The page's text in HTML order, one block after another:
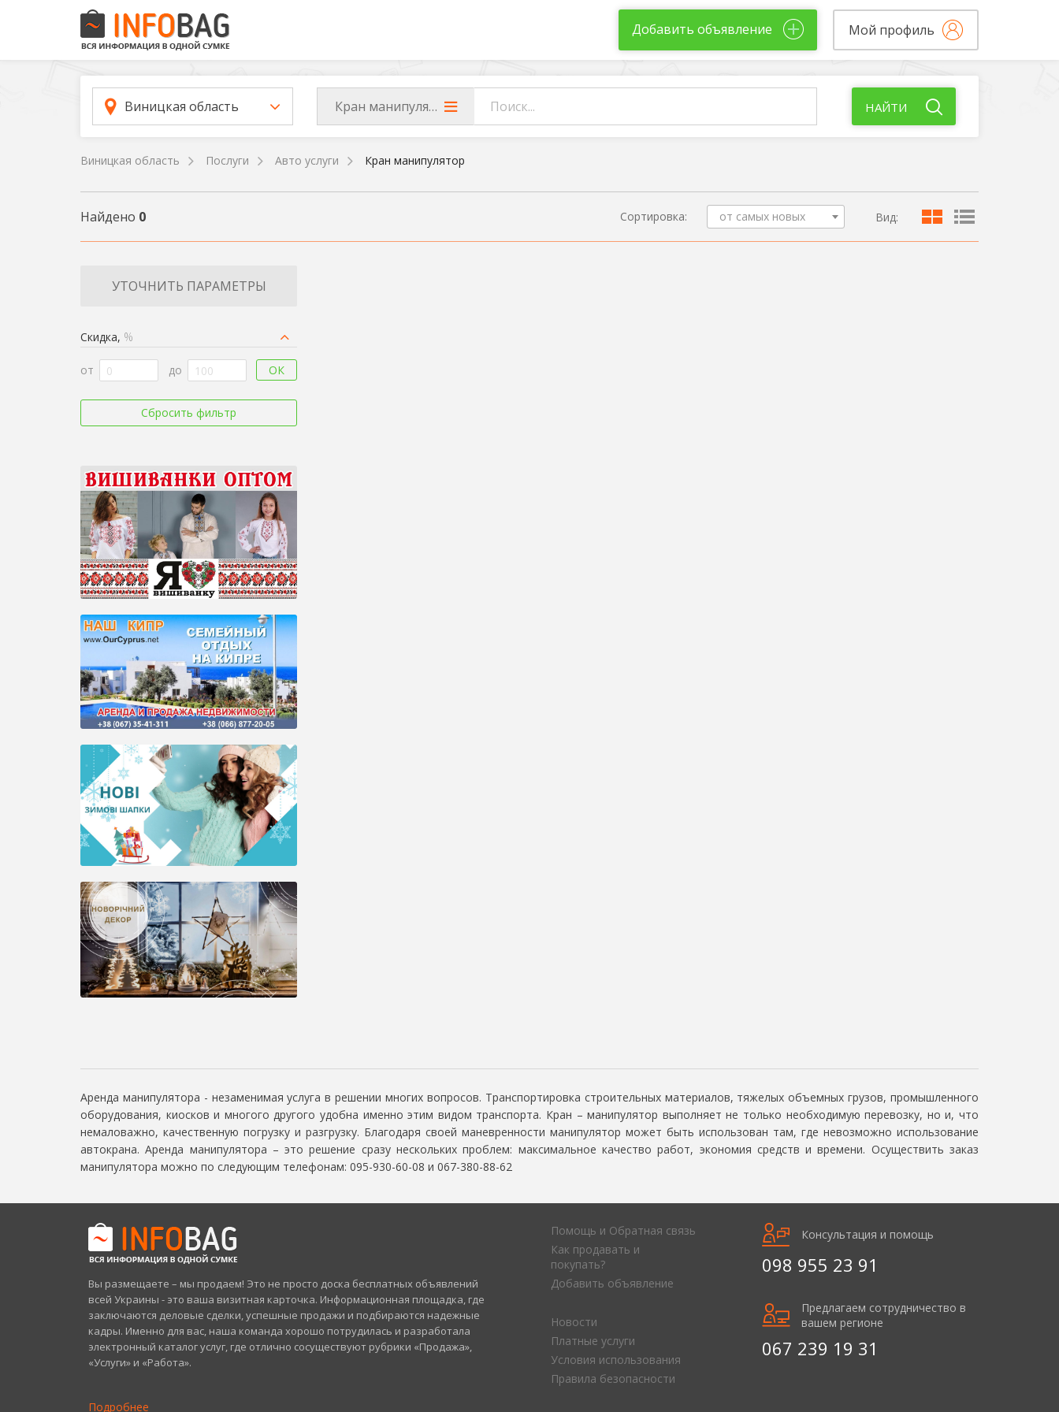
Добавить объявление Мой профиль
Виницкая область Кран манипулятор НАЙТИ
Виницкая область Послуги Авто услуги Кран манипулятор
Найдено 0 Сортировка: от самых новых Вид:
УТОЧНИТЬ ПАРАМЕТРЫ
Скидка, %
от до ОК
Сбросить фильтр
Аренда манипулятора - незаменимая услуга в решении многих вопросов. Транспортировка строительных материалов, тяжелых объемных грузов, промышленного
оборудования, киосков и многого другого удобна именно этим видом транспорта. Кран – манипулятор выполняет не только необходимую перевозку, но и, что
немаловажно, качественную погрузку и разгрузку. Благодаря своей маневренности манипулятор может быть использован там, где невозможно использование
автокрана. Аренда манипулятора – это решение сразу нескольких проблем: максимальное качество работ, экономия средств и времени. Осуществить заказ
манипулятора можно по следующим телефонам: 095-930-60-08 и 067-380-88-62
Вы размещаете – мы продаем! Это не просто доска бесплатных объявлений
всей Украины - это ваша визитная карточка. Информационная площадка, где
заключаются деловые сделки, успешные продажи и подбираются надежные
кадры. Именно для вас, наша команда хорошо потрудилась и разработала
электронный каталог услуг, где отлично сосуществуют рубрики «Продажа»,
«Услуги» и «Работа».
Подробнее
Помощь и Обратная связь
Как продавать и
покупать?
Добавить объявление
Новости
Платные услуги
Условия использования
Правила безопасности
Консультация и помощь
098 955 23 91
Предлагаем сотрудничество в
вашем регионе
067 239 19 31